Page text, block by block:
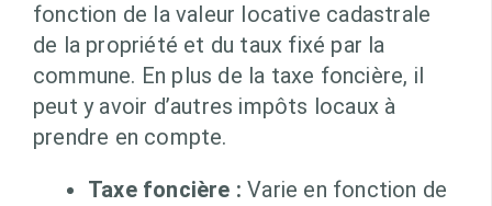
fonction de la valeur locative cadastrale
de la propriété et du taux fixé par la
commune. En plus de la taxe foncière, il
peut y avoir d’autres impôts locaux à
prendre en compte.
Taxe foncière : Varie en fonction de